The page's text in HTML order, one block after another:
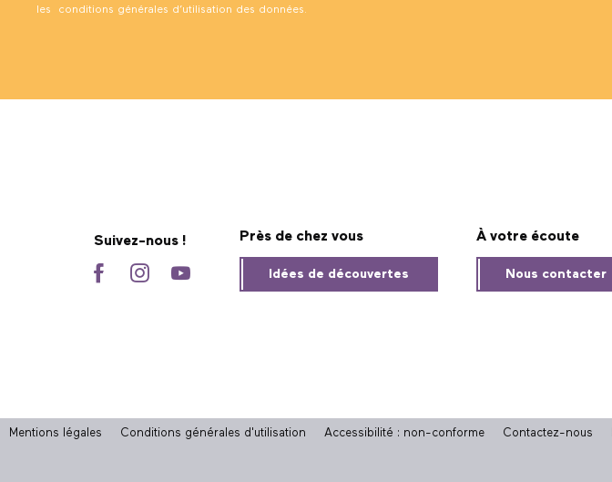
les conditions générales d’utilisation des données.
Suivez-nous ! Près de chez vous
Idées de découvertes
À votre écoute
Nous contacter
Mentions légales Conditions générales d'utilisation Accessibilité : non-conforme Contactez-nous